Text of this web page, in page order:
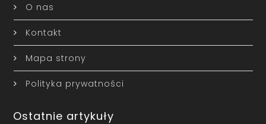
O nas
Kontakt
Mapa strony
Polityka prywatności
Ostatnie artykuły